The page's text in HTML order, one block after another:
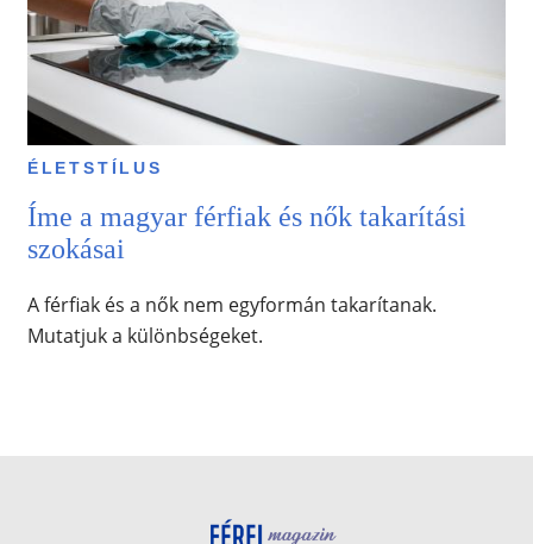
ÉLETSTÍLUS
Íme a magyar férfiak és nők takarítási
szokásai
A férfiak és a nők nem egyformán takarítanak.
Mutatjuk a különbségeket.